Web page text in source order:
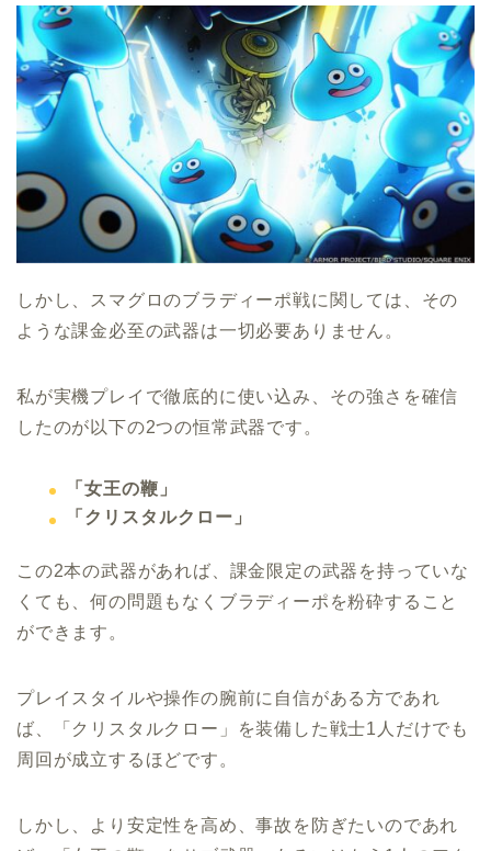
しかし、スマグロのブラディーポ戦に関しては、その
ような課金必至の武器は一切必要ありません。
私が実機プレイで徹底的に使い込み、その強さを確信
したのが以下の2つの恒常武器です。
「女王の鞭」
「クリスタルクロー」
この2本の武器があれば、課金限定の武器を持っていな
くても、何の問題もなくブラディーポを粉砕すること
ができます。
プレイスタイルや操作の腕前に自信がある方であれ
ば、「クリスタルクロー」を装備した戦士1人だけでも
周回が成立するほどです。
しかし、より安定性を高め、事故を防ぎたいのであれ